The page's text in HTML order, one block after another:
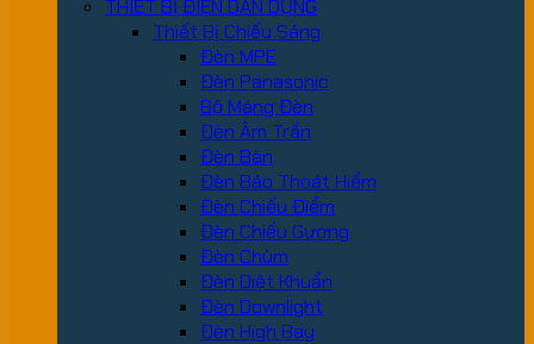
THIẾT BỊ ĐIỆN DÂN DỤNG
Thiết Bị Chiếu Sáng
Đèn MPE
Đèn Panasonic
Bộ Máng Đèn
Đèn Âm Trần
Đèn Bàn
Đèn Báo Thoát Hiểm
Đèn Chiếu Điểm
Đèn Chiếu Gương
Đèn Chùm
Đèn Diệt Khuẩn
Đèn Downlight
Đèn High Bay